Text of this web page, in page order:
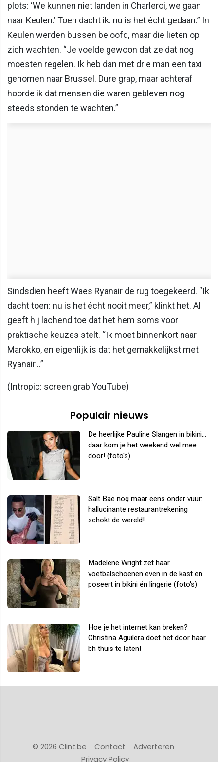
plots: ‘We kunnen niet landen in Charleroi, we gaan
naar Keulen.’ Toen dacht ik: nu is het écht gedaan.” In
Keulen werden bussen beloofd, maar die lieten op
zich wachten. “Je voelde gewoon dat ze dat nog
moesten regelen. Ik heb dan met drie man een taxi
genomen naar Brussel. Dure grap, maar achteraf
hoorde ik dat mensen die waren gebleven nog
steeds stonden te wachten.”
Sindsdien heeft Waes Ryanair de rug toegekeerd. “Ik
dacht toen: nu is het écht nooit meer,” klinkt het. Al
geeft hij lachend toe dat het hem soms voor
praktische keuzes stelt. “Ik moet binnenkort naar
Marokko, en eigenlijk is dat het gemakkelijkst met
Ryanair…”
(Intropic: screen grab YouTube)
Populair nieuws
De heerlijke Pauline Slangen in bikini...
daar kom je het weekend wel mee
door! (foto's)
Salt Bae nog maar eens onder vuur:
hallucinante restaurantrekening
schokt de wereld!
Madelene Wright zet haar
voetbalschoenen even in de kast en
poseert in bikini én lingerie (foto's)
Hoe je het internet kan breken?
Christina Aguilera doet het door haar
bh thuis te laten!
© 2026 Clint.be Contact
Adverteren
Privacy Policy